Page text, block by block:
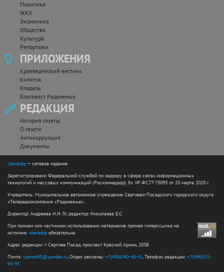
Политика
ЖКХ
Экономика
Общество
Культура
Репортажи
ПРИЛОЖЕНИЯ
Краеведческий вестник
Кипяток
Кладезь
Благовест Радонежья
РЕДАКЦИЯ
История газеты
О газете
Антикоррупция
Документы
Vperedsp — сетевое издание
Зарегистрировано Федеральной службой по надзору в сфере связи, информационных
технологий и массовых коммуникаций (Роскомнадзор) Эл. № ФС77-78093 от 20 марта 2020 г.
Учредитель: Муниципальное автономное учреждение Сергиево-Посадского городского округа
«Телерадиокомпания «Радонежье».
Директор: Андреева Н.Н. Гл. редактор: Николаева Е.С.
При полном или частичном использовании материалов прямая гиперссылка на
источник vperedsp обязательна.
Адрес редакции: г. Сергиев Посад, проспект Красной Армии, 203В
Почта: vpered90@yandex.ru, Отдел рекламы: +7(496)540-48-41, Телефон редакции: +7(496)551-
04-95